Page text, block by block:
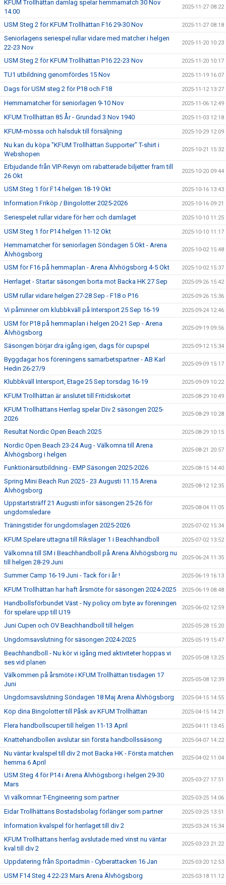
KFUM Trollhättan damlag spelar hemmamatch 30 Nov
14.00
2025-11-27 08:22
USM Steg 2 för KFUM Trollhättan F16 29-30 Nov 2025-11-27 08:18
Seniorlagens seriespel rullar vidare med matcher i helgen
22-23 Nov
2025-11-20 10:23
USM Steg 2 för KFUM Trollhättan P16 22-23 Nov 2025-11-20 10:17
TU1 utbildning genomfördes 15 Nov 2025-11-19 16:07
Dags för USM steg 2 för P18 och F18 2025-11-12 13:27
Hemmamatcher för seniorlagen 9-10 Nov 2025-11-06 12:49
KFUM Trollhättan 85 År - Grundad 3 Nov 1940 2025-11-03 12:18
KFUM-mössa och halsduk till försäljning 2025-10-29 12:09
Nu kan du köpa "KFUM Trollhättan Supporter" T-shirt i
Webshopen
2025-10-21 15:32
Erbjudande från VIP-Revyn om rabatterade biljetter fram till
26 Okt
2025-10-20 09:44
USM Steg 1 för F14 helgen 18-19 Okt 2025-10-16 13:43
Information Friköp / Bingolotter 2025-2026 2025-10-16 09:21
Seriespelet rullar vidare för herr och damlaget 2025-10-10 11:25
USM Steg 1 för P14 helgen 11-12 Okt 2025-10-10 11:17
Hemmamatcher för seniorlagen Söndagen 5 Okt - Arena
Älvhögsborg
2025-10-02 15:48
USM för F16 på hemmaplan - Arena Älvhögsborg 4-5 Okt 2025-10-02 15:37
Herrlaget - Startar säsongen borta mot Backa HK 27 Sep 2025-09-26 15:42
USM rullar vidare helgen 27-28 Sep - F18 o P16 2025-09-26 15:36
Vi påminner om klubbkväll på Intersport 25 Sep 16-19 2025-09-24 12:46
USM för P18 på hemmaplan i helgen 20-21 Sep - Arena
Älvhögsborg
2025-09-19 09:56
Säsongen börjar dra igång igen, dags för cupspel 2025-09-12 15:34
Byggdagar hos föreningens samarbetspartner - AB Karl
Hedin 26-27/9
2025-09-09 15:17
Klubbkväll Intersport, Etage 25 Sep torsdag 16-19 2025-09-09 10:22
KFUM Trollhättan är anslutet till Fritidskortet 2025-08-29 10:49
KFUM Trollhättans Herrlag spelar Div 2 säsongen 2025-
2026
2025-08-29 10:28
Resultat Nordic Open Beach 2025 2025-08-29 10:15
Nordic Open Beach 23-24 Aug - Välkomna till Arena
Älvhögsborg i helgen
2025-08-21 20:57
Funktionärsutbildning - EMP Säsongen 2025-2026 2025-08-15 14:40
Spring Mini Beach Run 2025 - 23 Augusti 11.15 Arena
Älvhögsborg
2025-08-12 12:35
Uppstartsträff 21 Augusti inför säsongen 25-26 för
ungdomsledare
2025-08-04 11:05
Träningstider för ungdomslagen 2025-2026 2025-07-02 15:34
KFUM Spelare uttagna till Riksläger 1 i Beachhandboll 2025-07-02 13:52
Välkomna till SM i Beachhandboll på Arena Älvhögsborg nu
till helgen 28-29 Juni
2025-06-24 11:35
Summer Camp 16-19 Juni - Tack för i år ! 2025-06-19 16:13
KFUM Trollhättan har haft årsmöte för säsongen 2024-2025 2025-06-19 08:48
Handbollsförbundet Väst - Ny policy om byte av föreningen
för spelare upp till U19
2025-06-02 12:59
Juni Cupen och OV Beachhandboll till helgen 2025-05-28 15:20
Ungdomsavslutning för säsongen 2024-2025 2025-05-19 15:47
Beachhandboll - Nu kör vi igång med aktiviteter hoppas vi
ses vid planen
2025-05-08 13:25
Välkommen på årsmöte i KFUM Trollhättan tisdagen 17
Juni
2025-05-08 12:39
Ungdomsavslutning Söndagen 18 Maj Arena Älvhögsborg 2025-04-15 14:55
Köp dina Bingolotter till Påsk av KFUM Trollhättan 2025-04-15 14:21
Flera handbollscuper till helgen 11-13 April 2025-04-11 13:45
Knattehandbollen avslutar sin första handbollssäsong 2025-04-07 14:22
Nu väntar kvalspel till div 2 mot Backa HK - Första matchen
hemma 6 April
2025-04-02 11:04
USM Steg 4 för P14 i Arena Älvhögsborg i helgen 29-30
Mars
2025-03-27 17:51
Vi välkomnar T-Engineering som partner 2025-03-25 14:06
Eidar Trollhättans Bostadsbolag förlänger som partner 2025-03-25 13:51
Information kvalspel för herrlaget till div 2 2025-03-24 15:34
KFUM Trollhättans herrlag avslutade med vinst nu väntar
kval till div 2
2025-03-23 21:22
Uppdatering från Sportadmin - Cyberattacken 16 Jan 2025-03-20 12:53
USM F14 Steg 4 22-23 Mars Arena Älvhögsborg 2025-03-18 11:12